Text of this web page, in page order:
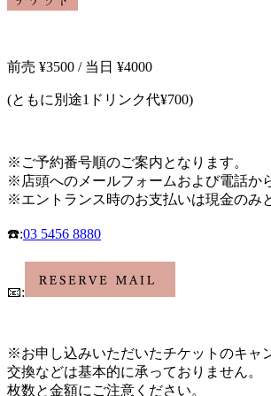
前売 ¥3500 / 当日 ¥4000
(ともに別途1 ドリンク代¥700)
※ ご予約番号順のご案内となります。
※ 店頭へのメールフォームおよび電話か
※エントランス時のお支払いは現金のみ
☎️:03 5456 8880
📧:
※お申し込みいただいたチケットのキャ
交換などは基本的に承っておりません。
枚数と金額にご注意ください。